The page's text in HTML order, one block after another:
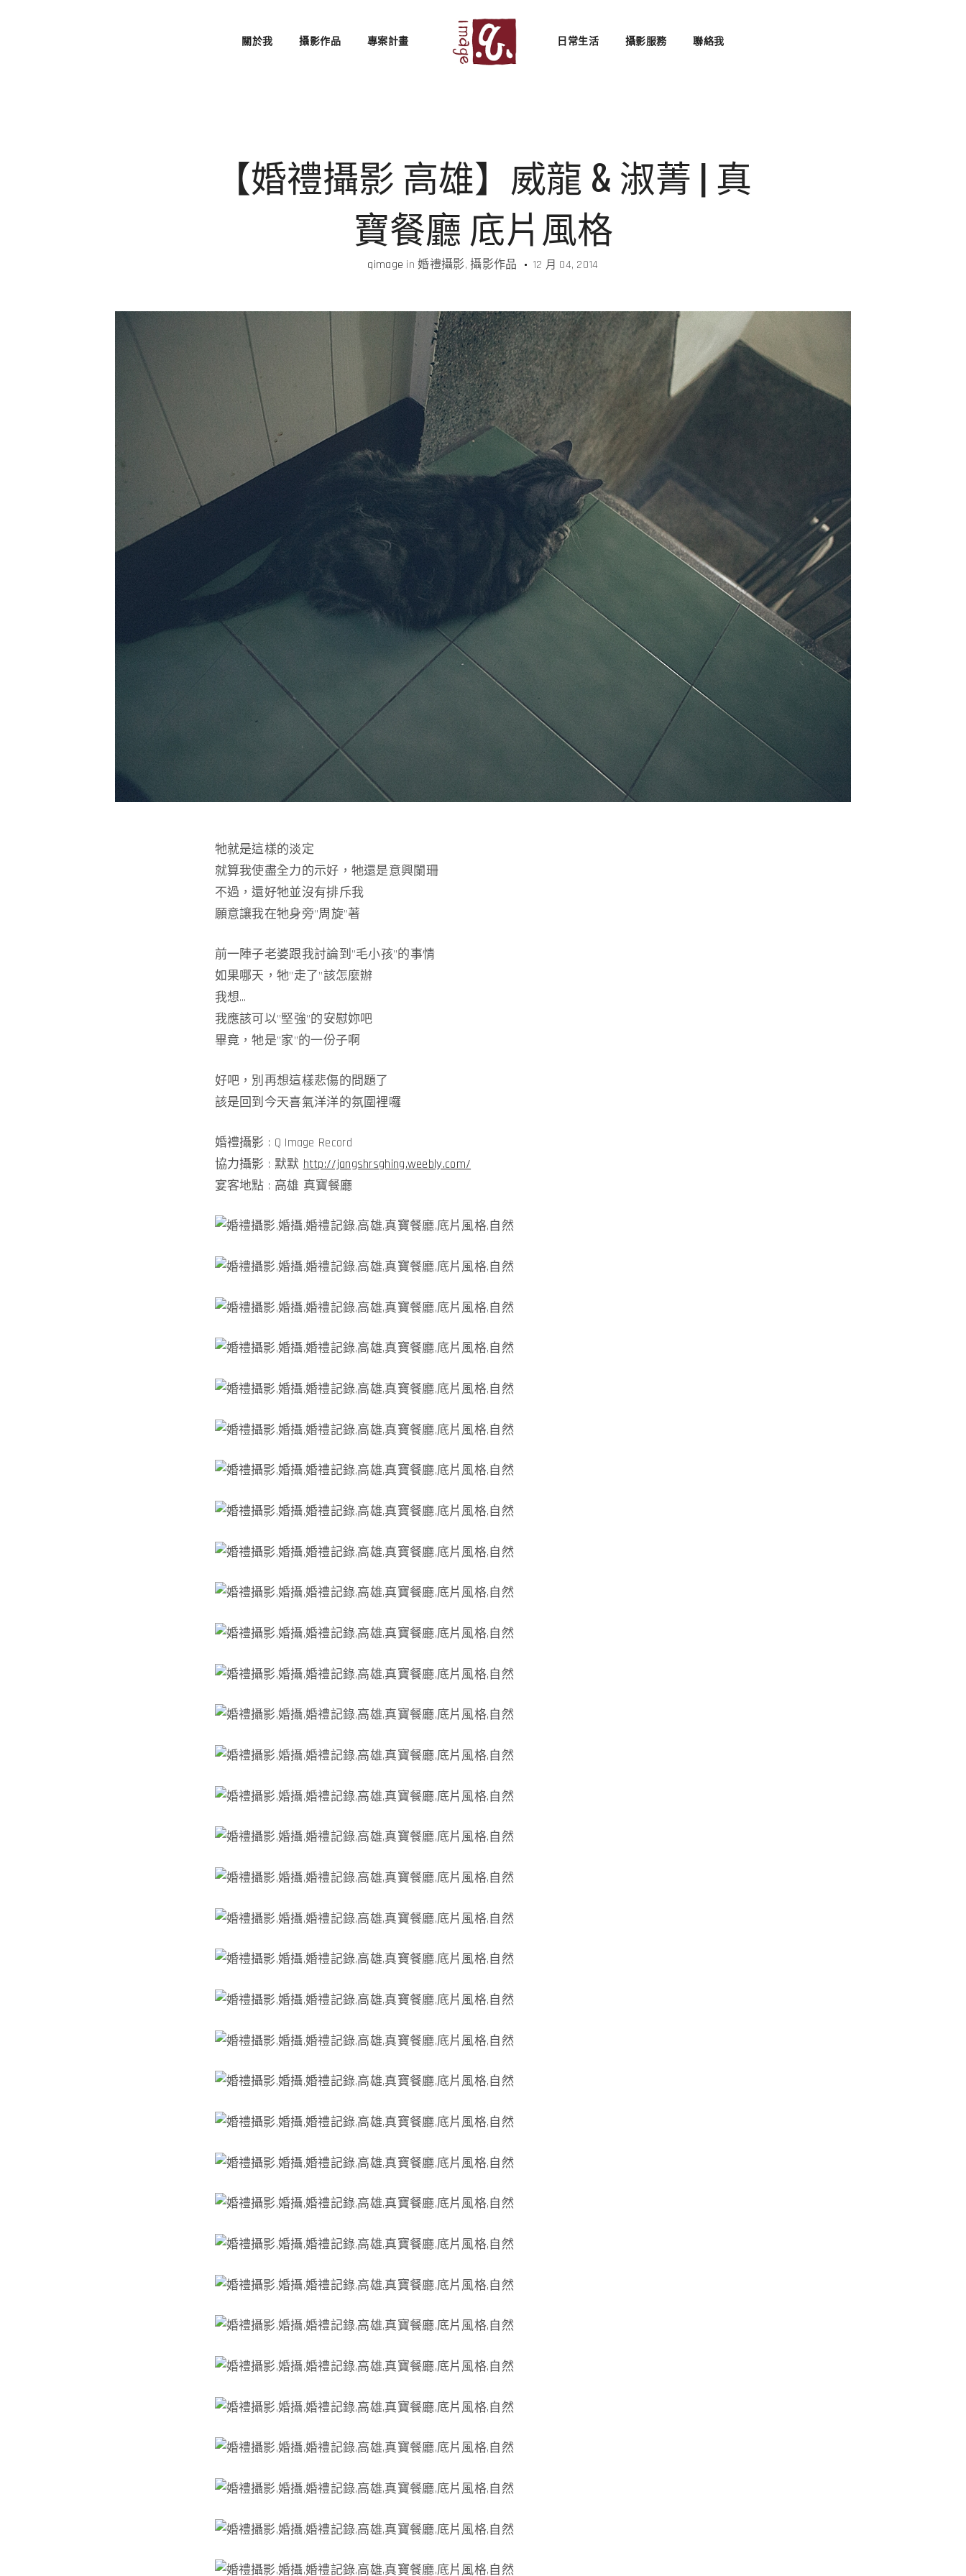
關於我 攝影作品 專案計畫 日常生活 攝影服務 聯絡我
【婚禮攝影 高雄】威龍 & 淑菁 | 真
寶餐廳 底片風格
qimage in婚禮攝影 攝影作品 12 月 04, 2014
牠就是這樣的淡定
就算我使盡全力的示好，牠還是意興闌珊
不過，還好牠並沒有排斥我
願意讓我在牠身旁”周旋”著
前一陣子老婆跟我討論到”毛小孩”的事情
如果哪天，牠”走了”該怎麼辦
我想…
我應該可以”堅強”的安慰妳吧
畢竟，牠是”家”的一份子啊
好吧，別再想這樣悲傷的問題了
該是回到今天喜氣洋洋的氛圍裡囉
婚禮攝影 : Q Image Record
協力攝影 : 默默 http://jangshrsghing.weebly.com/
宴客地點 : 高雄 真寶餐廳